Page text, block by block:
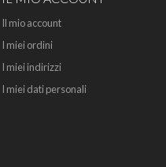
Il mio account
I miei ordini
I miei indirizzi
I miei dati personali